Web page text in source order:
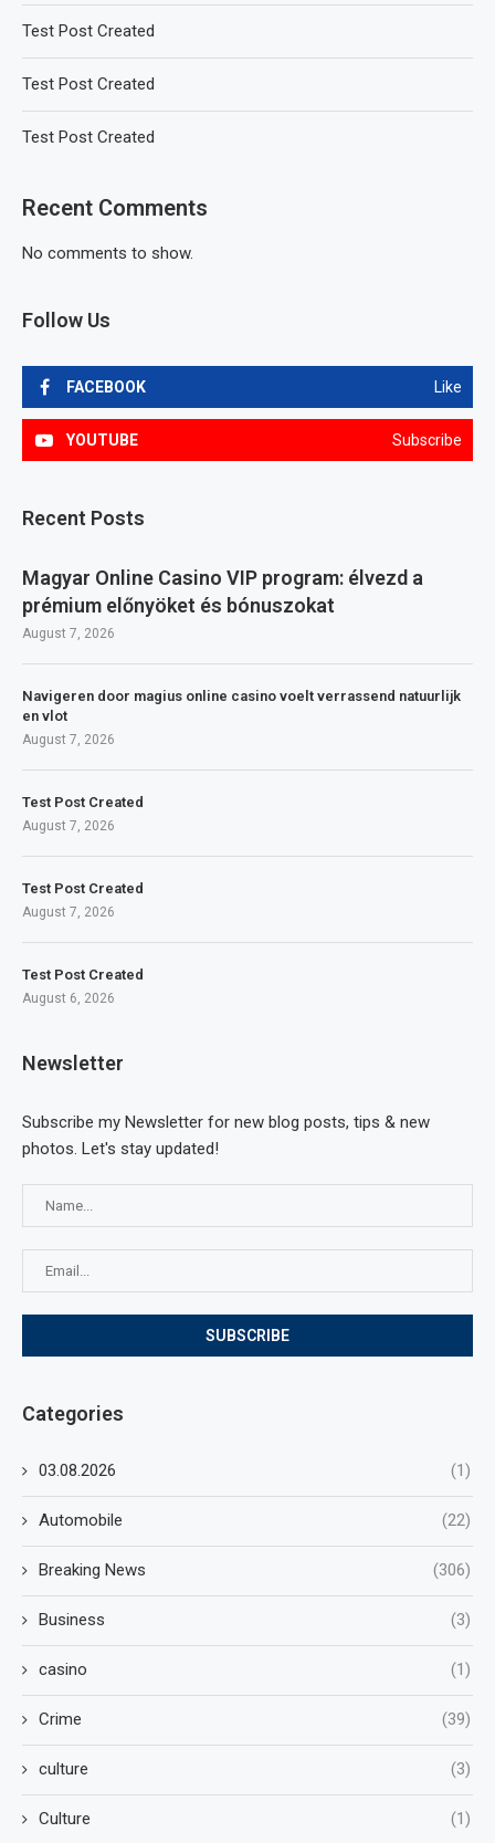
Test Post Created
Test Post Created
Test Post Created
Recent Comments
No comments to show.
Follow Us
FACEBOOK Like
YOUTUBE Subscribe
Recent Posts
Magyar Online Casino VIP program: élvezd a
prémium előnyöket és bónuszokat
August 7, 2026
Navigeren door magius online casino voelt verrassend natuurlijk
en vlot
August 7, 2026
Test Post Created
August 7, 2026
Test Post Created
August 7, 2026
Test Post Created
August 6, 2026
Newsletter
Subscribe my Newsletter for new blog posts, tips & new
photos. Let's stay updated!
Categories
03.08.2026 (1)
Automobile (22)
Breaking News (306)
Business (3)
casino (1)
Crime (39)
culture (3)
Culture (1)